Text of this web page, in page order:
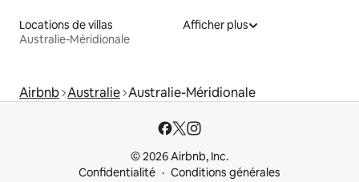
Locations de villas
Australie-Méridionale
Afficher plus
Airbnb Australie Australie-Méridionale
© 2026 Airbnb, Inc.
Confidentialité
Conditions générales